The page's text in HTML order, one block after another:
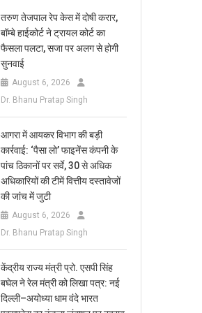
तरुण तेजपाल रेप केस में दोषी करार,
बॉम्बे हाईकोर्ट ने ट्रायल कोर्ट का
फैसला पलटा, सजा पर अलग से होगी
सुनवाई
August 6, 2026
Dr. Bhanu Pratap Singh
आगरा में आयकर विभाग की बड़ी
कार्रवाई: ‘पैसा लो’ फाइनेंस कंपनी के
पांच ठिकानों पर सर्वे, 30 से अधिक
अधिकारियों की टीमें वित्तीय दस्तावेजों
की जांच में जुटी
August 6, 2026
Dr. Bhanu Pratap Singh
केंद्रीय राज्य मंत्री प्रो. एसपी सिंह
बघेल ने रेल मंत्री को लिखा पत्र: नई
दिल्ली–अयोध्या धाम वंदे भारत